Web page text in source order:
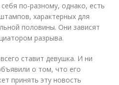
по-разному, однако, есть
характерных для
половины. Они зависят
разрыва.
ставит девушка. И ни
о том, что его
принять эту новость